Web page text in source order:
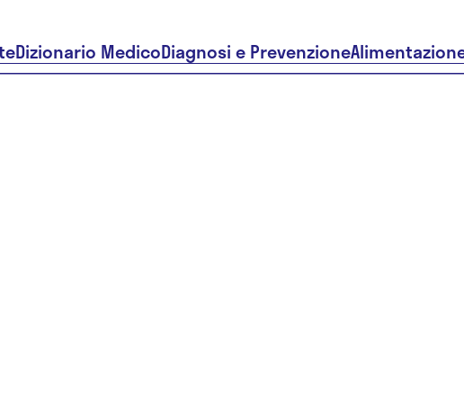
Dizionario MedicoDiagnosi e Prevenzione